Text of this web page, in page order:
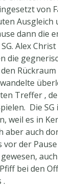
von
Ausgleich
dann die
Alex
die
Treffer ,
Die
weil es in
aber auch
vor der
bei den
.